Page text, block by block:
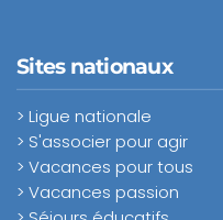
Sites nationaux
> Ligue nationale
> S'associer pour agir
> Vacances pour tous
> Vacances passion